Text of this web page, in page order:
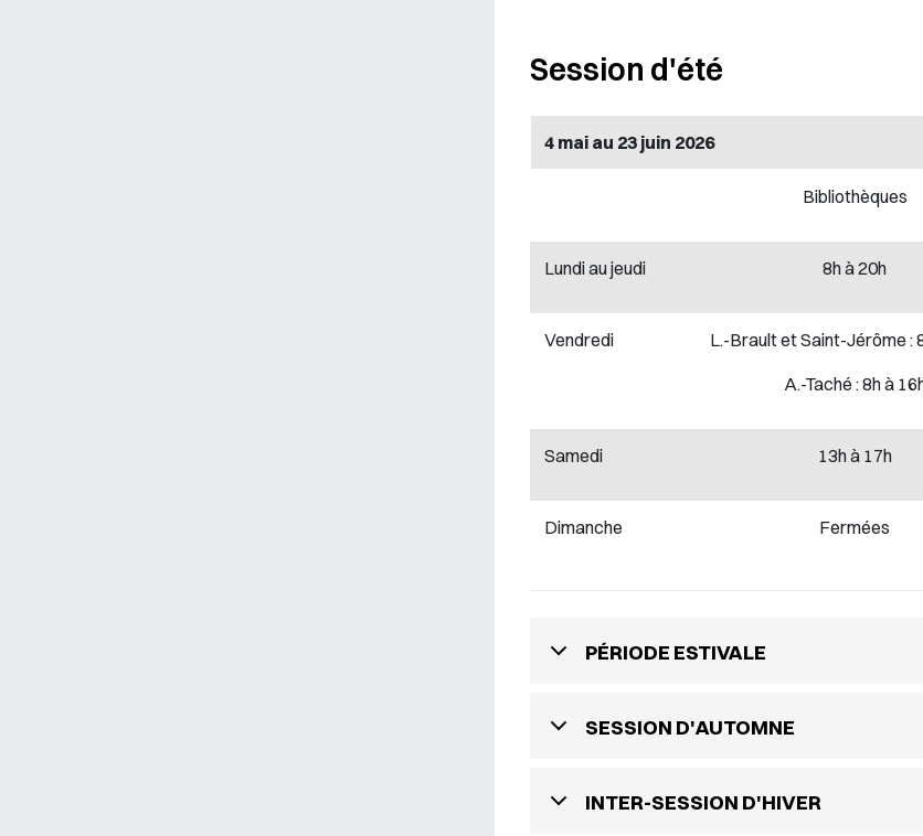
Session d'été
4 mai au 23 juin 2026
Bibliothèques
Lundi au jeudi 8h à 20h
Vendredi
L.-Brault et Saint-Jérôme :
A.-Taché : 8h à
Samedi 13h à 17h
Dimanche Fermées
PÉRIODE ESTIVALE
SESSION D'AUTOMNE
INTER-SESSION D'HIVER